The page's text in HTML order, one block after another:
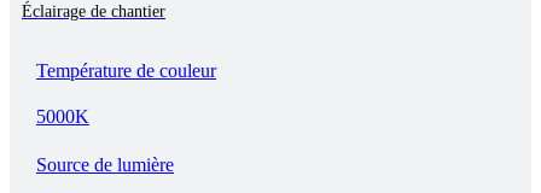
Éclairage de chantier
Température de couleur
5000K
Source de lumière